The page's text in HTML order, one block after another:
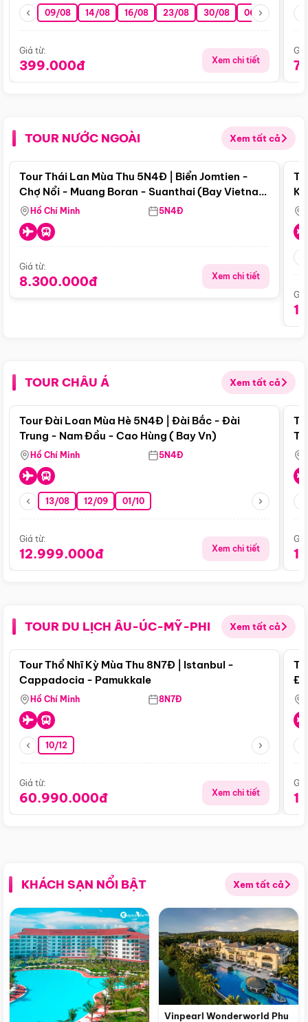
09/08 14/08 16/08 23/08 30/08 06/09 13/09
Giá từ:
399.000đ Xem chi tiết
TOUR NƯỚC NGOÀI Xem tất cả
Điểm nổi bật
Tour Thái Lan Mùa Thu 5N4Đ | Biển Jomtien -
Chợ Nổi - Muang Boran - Suanthai (Bay Vietnam
Airlines)
Hồ Chí Minh 5N4Đ
Giá từ:
8.300.000đ Xem chi tiết
TOUR CHÂU Á Xem tất cả
Điểm nổi bật
Tour Đài Loan Mùa Hè 5N4Đ | Đài Bắc - Đài
Trung - Nam Đầu - Cao Hùng ( Bay Vn)
Hồ Chí Minh 5N4Đ
13/08 12/09 01/10
Giá từ:
12.999.000đ Xem chi tiết
TOUR DU LỊCH ÂU-ÚC-MỸ-PHI Xem tất cả
Điểm nổi bật
Tour Thổ Nhĩ Kỳ Mùa Thu 8N7Đ | Istanbul -
Cappadocia - Pamukkale
Hồ Chí Minh 8N7Đ
10/12
Giá từ:
60.990.000đ Xem chi tiết
KHÁCH SẠN NỔI BẬT Xem tất cả
Vinpearl Wonderworld Phu